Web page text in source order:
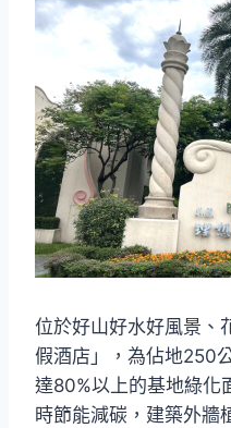
位於好山好水好風景、
假酒店」，為佔地250
達80%以上的基地綠化
時節能減碳，建築外牆